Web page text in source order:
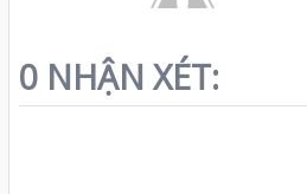
0 NHẬN XÉT: